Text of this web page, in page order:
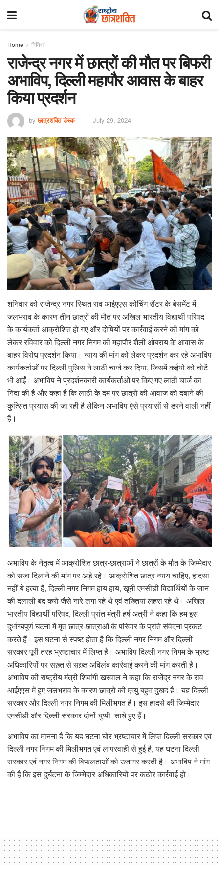
Home विविधा
राजेन्द्र नगर में छात्रों की मौत पर बिफरी
अभाविप, दिल्ली महापौर आवास के बाहर
किया प्रदर्शन
by छात्रशक्ति डेस्क July 29, 2024
शनिवार को राजेन्द्र नगर स्थित राव आईएएस कोचिंग सेंटर के बेसमेंट में
जलभराव के कारण तीन छात्रों की मौत पर अखिल भारतीय विद्यार्थी परिषद
के कार्यकर्ता आक्रोशित हो गए और दोषियों पर कार्रवाई करने की मांग को
लेकर रविवार को दिल्ली नगर निगम की महापौर शैली ओबराय के आवास के
बाहर विरोध प्रदर्शन किया। न्याय की मांग को लेकर प्रदर्शन कर रहे अभाविप
कार्यकर्ताओं पर दिल्ली पुलिस ने लाठी चार्ज कर दिया, जिसमें कईयो को चोटें
भी आईं। अभाविप ने प्रदर्शनकारी कार्यकर्ताओं पर किए गए लाठी चार्ज का
निंदा की है और कहा है कि लाठी के दम पर छात्रों की आवाज को दबाने की
कुत्सित प्रयास की जा रही है लेकिन अभाविप ऐसे प्रयासों से डरने वाली नहीं
हैं।
अभाविप के नेतृत्व में आक्रोशित छात्र-छात्राओं ने छात्रों के मौत के जिम्मेदार
को सजा दिलाने की मांग पर अड़े रहे। आक्रोशित छात्र न्याय चाहिए, हादसा
नहीं ये हत्या है, दिल्ली नगर निगम हाय हाय, खूनी एमसीडी विद्यार्थियों के जान
की दलाली बंद करो जैसे नारे लगा रहे थे एवं तख्तियां लहरा रहे थे। अखिल
भारतीय विद्यार्थी परिषद, दिल्ली प्रांत मंत्री हर्ष अत्री ने कहा कि हम इस
दुर्भाग्यपूर्ण घटना में मृत छात्र-छात्राओं के परिवार के प्रति संवेदना प्रकट
करते हैं। इस घटना से स्पष्ट होता है कि दिल्ली नगर निगम और दिल्ली
सरकार पूरी तरह भ्रष्टाचार में लिप्त है। अभाविप दिल्ली नगर निगम के भ्रष्ट
अधिकारियों पर सख़्त से सख़्त अविलंब कार्रवाई करने की मांग करती है।
अभाविप की राष्ट्रीय मंत्री शिवांगी खरवाल ने कहा कि राजेंद्र नगर के राव
आईएएस में हुए जलभराव के कारण छात्रों की मृत्यु बहुत दुखद है। यह दिल्ली
सरकार और दिल्ली नगर निगम की मिलीभगत है। इस हादसे की जिम्मेदार
एमसीडी और दिल्ली सरकार दोनों चुप्पी साधे हुए हैं।
अभाविप का मानना है कि यह घटना घोर भ्रष्टाचार में लिप्त दिल्ली सरकार एवं
दिल्ली नगर निगम की मिलीभगत एवं लापरवाही से हुई है, यह घटना दिल्ली
सरकार एवं नगर निगम की विफलताओं को उजागर करती है। अभाविप ने मांग
की है कि इस दुर्घटना के जिम्मेदार अधिकारियों पर कठोर कार्रवाई हो।